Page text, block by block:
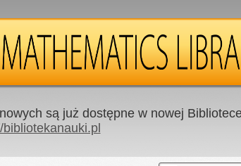
są już dostępne w nowej
bibliotekanauki.pl